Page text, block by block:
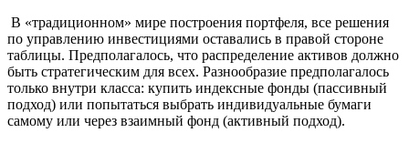
В «традиционном» мире построения портфеля, все решения
по управлению инвестициями оставались в правой стороне
таблицы. Предполагалось, что распределение активов должно
быть стратегическим для всех. Разнообразие предполагалось
только внутри класса: купить индексные фонды (пассивный
подход) или попытаться выбрать индивидуальные бумаги
самому или через взаимный фонд (активный подход).